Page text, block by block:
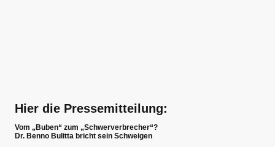
Hier die Pressemitteilung:
Vom „Buben“ zum „Schwerverbrecher“?
Dr. Benno Bulitta bricht sein Schweigen